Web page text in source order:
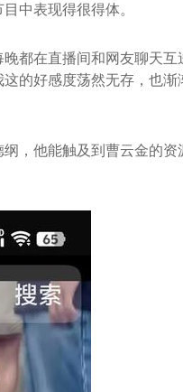
中表现得很得体。
都在直播间和网友聊天
的好感度荡然无存，也
，他能触及到曹云金的